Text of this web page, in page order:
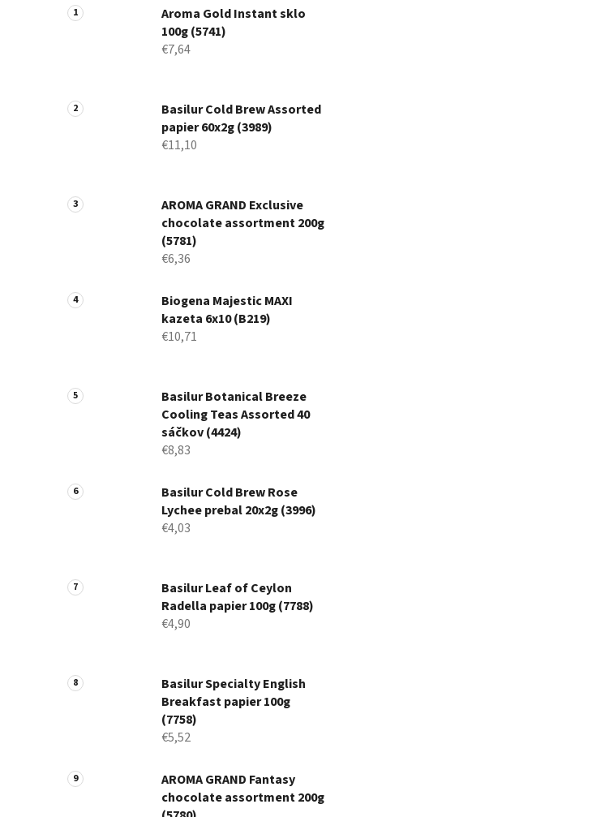
Aroma Gold Instant sklo
100g (5741)
€7,64
Basilur Cold Brew Assorted
papier 60x2g (3989)
€11,10
AROMA GRAND Exclusive
chocolate assortment 200g
(5781)
€6,36
Biogena Majestic MAXI
kazeta 6x10 (B219)
€10,71
Basilur Botanical Breeze
Cooling Teas Assorted 40
sáčkov (4424)
€8,83
Basilur Cold Brew Rose
Lychee prebal 20x2g (3996)
€4,03
Basilur Leaf of Ceylon
Radella papier 100g (7788)
€4,90
Basilur Specialty English
Breakfast papier 100g
(7758)
€5,52
AROMA GRAND Fantasy
chocolate assortment 200g